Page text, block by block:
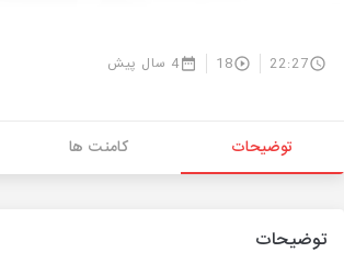
22:27
18 4 سال پیش
توضیحات کامنت ها
توضیحات